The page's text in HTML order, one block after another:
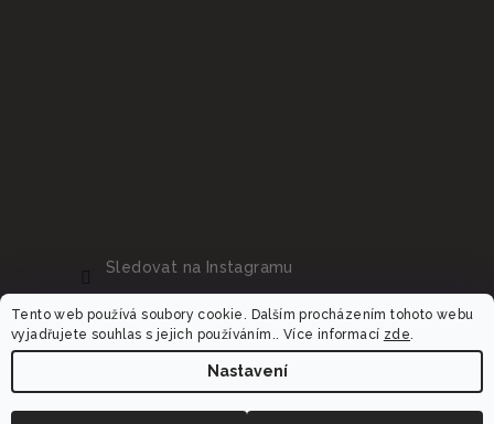
Tento web používá soubory cookie. Dalším procházením tohoto webu
vyjadřujete souhlas s jejich používáním.. Více informací zde.
Nastavení
Sledovat na Instagramu